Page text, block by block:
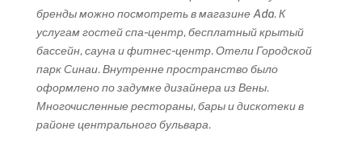
бренды можно посмотреть в магазине Ada. К
услугам гостей спа-центр, бесплатный крытый
бассейн, сауна и фитнес-центр. Отели Городской
парк Синаи. Внутренне пространство было
оформлено по задумке дизайнера из Вены.
Многочисленные рестораны, бары и дискотеки в
районе центрального бульвара.